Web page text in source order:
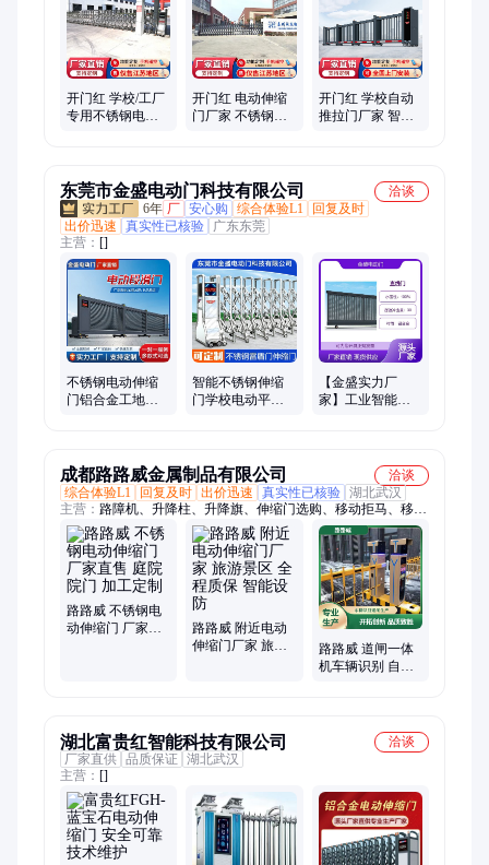
开门红 学校/工厂
专用不锈钢电动
开门红 电动伸缩
门厂家 不锈钢铝
开门红 学校自动
推拉门厂家 智能
东莞市金盛电动门科技有限公司
洽谈
6年 厂 安心购 综合体验L1
回复及时
出价迅速
真实性已核验
广东东莞
主营： []
不锈钢电动伸缩
门铝合金工地学
智能不锈钢伸缩
门学校电动平移
【金盛实力厂
家】工业智能直
成都路路威金属制品有限公司
洽谈
综合体验L1
回复及时 出价迅速 真实性已核验 湖北武汉
主营： 路障机、升降柱、升降旗、伸缩门选购、移动拒马、移动
护栏、电动旗杆、拒马护栏、电动破胎器、不锈钢旗杆、移动破
胎器、单位防撞拒马、手动锥形旗杆
路路威 不锈钢电
动伸缩门 厂家直
路路威 附近电动
伸缩门厂家 旅游
路路威 道闸一体
机车辆识别 自动
湖北富贵红智能科技有限公司
洽谈
厂家直供 品质保证 湖北武汉
主营： []